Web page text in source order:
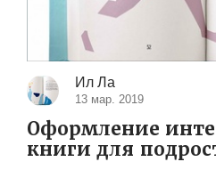
Ил Ла
13 мар. 2019
Оформление
книги для